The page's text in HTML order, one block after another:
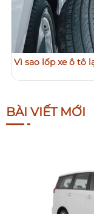
Vì sao lốp xe ô tô
BÀI VIẾT MỚI